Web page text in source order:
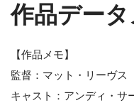
作品デー
【作品メモ】
監督：マット・リーヴス
キャスト：アンディ・サ